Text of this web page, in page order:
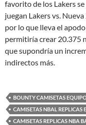
favorito de los Lakers
juegan Lakers vs.
por lo que lleva el
permitiría crear 20.375
que supondría un
indirectos más.
BOUNTY CAMISETAS
CAMISETAS NBAL REPLICAS
CAMISETAS REPLICAS NBA